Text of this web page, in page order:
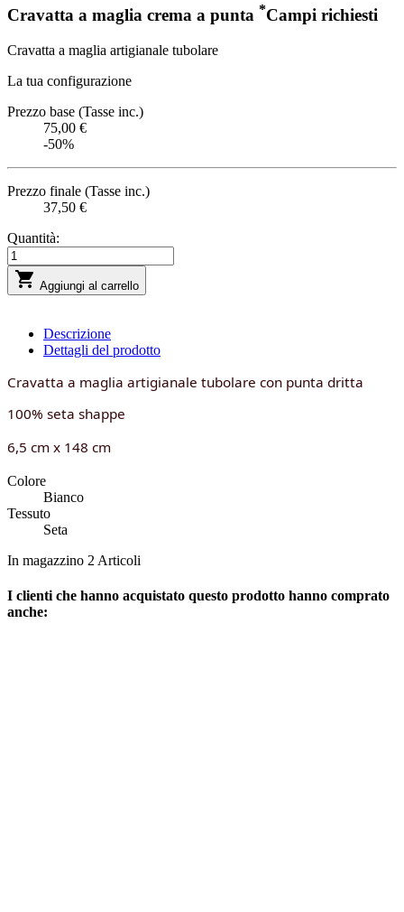
Cravatta a maglia crema a punta *Campi richiesti
Cravatta a maglia artigianale tubolare
La tua configurazione
Prezzo base (Tasse inc.)
75,00 €
-50%
Prezzo finale (Tasse inc.)
37,50 €
Quantità:
 Aggiungi al carrello
Descrizione
Dettagli del prodotto
Cravatta a maglia artigianale tubolare con punta dritta
100% seta shappe
6,5 cm x 148 cm
Colore
Bianco
Tessuto
Seta
In magazzino 2 Articoli
I clienti che hanno acquistato questo prodotto hanno comprato
anche: